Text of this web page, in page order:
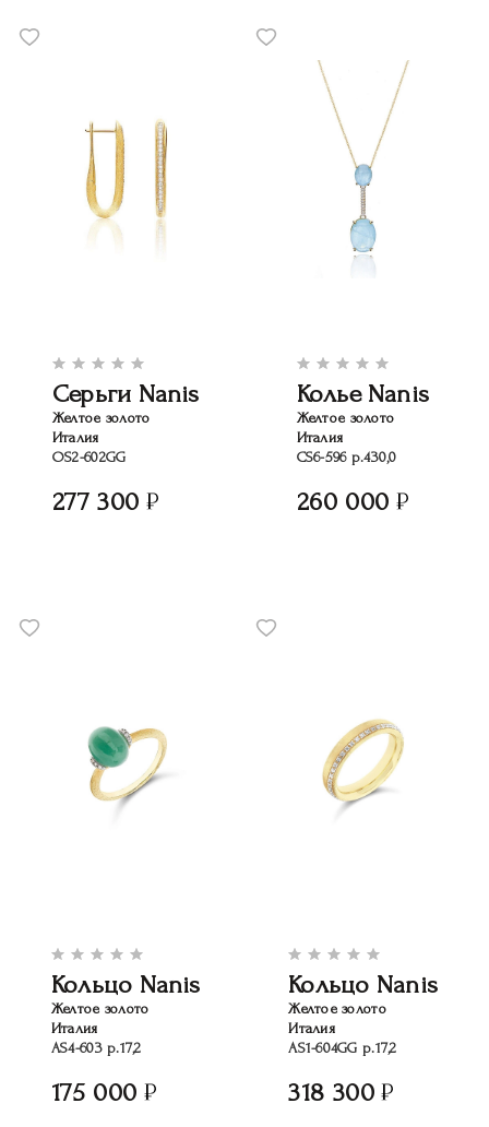
Серьги Nanis
Желтое золото
Италия
OS2-602GG
277 300
Колье Nanis
Желтое золото
Италия
CS6-596 р.430,0
260 000
Кольцо Nanis
Желтое золото
Италия
AS4-603 р.17,2
175 000
Кольцо Nanis
Желтое золото
Италия
AS1-604GG р.17,2
318 300